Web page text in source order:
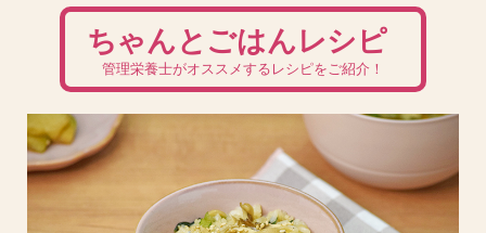
ちゃんとごはんレシピ
管理栄養士がオススメするレシピをご紹介！